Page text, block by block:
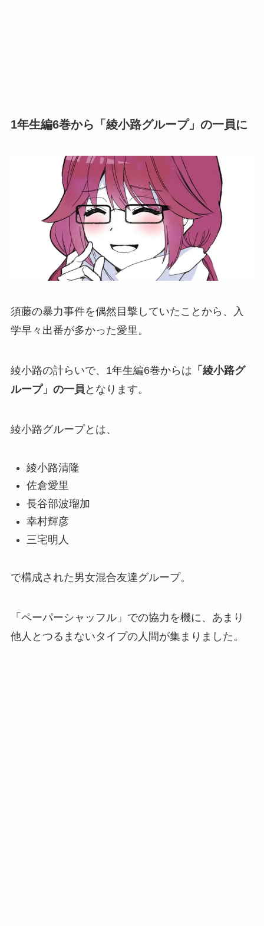
1年生編6巻から「綾小路グループ」の一員に
須藤の暴力事件を偶然目撃していたことから、入
学早々出番が多かった愛里。
綾小路の計らいで、1年生編6巻からは 「綾小路グ
ループ」の一員 となります。
綾小路グループとは、
綾小路清隆
佐倉愛里
長谷部波瑠加
幸村輝彦
三宅明人
で構成された男女混合友達グループ。
「ペーパーシャッフル」での協力を機に、あまり
他人とつるまないタイプの人間が集まりました。